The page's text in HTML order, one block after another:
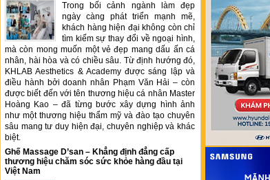
Trong bối cảnh ngành làm đẹp
ngày càng phát triển mạnh mẽ,
khách hàng hiện đại không còn chỉ
tìm kiếm sự thay đổi về ngoại hình,
mà còn mong muốn một vẻ đẹp mang dấu ấn cá
nhân, hài hòa và có chiều sâu. Từ định hướng đó,
KHLAB Aesthetics & Academy được sáng lập và
điều hành bởi doanh nhân Phạm Văn Hải – còn
được biết đến với tên thương hiệu cá nhân Master
Hoàng Kao – đã từng bước xây dựng hình ảnh
như một thương hiệu thẩm mỹ và đào tạo chuyên
sâu mang tư duy hiện đại, chuyên nghiệp và khác
biệt.
Ghế Massage D’san – Khẳng định đẳng cấp
thương hiệu chăm sóc sức khỏe hàng đầu tại
Việt Nam